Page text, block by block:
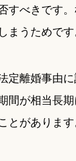
すべきです
まうためです
定離婚事由
間が相当長
とがあります